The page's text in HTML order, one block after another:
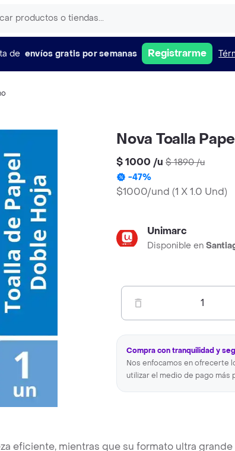
de envíos gratis por semanas Registrarme
Nova Toalla
$ 1000 /u $ 1890/u
-47%
$1000/und (1 X 1.0 Und)
Unimarc
Disponible en
1
Compra con tranquilidad y
Nos enfocamos en ofrecerte
utilizar el medio de pago más
eficiente, mientras que su formato ultra grande